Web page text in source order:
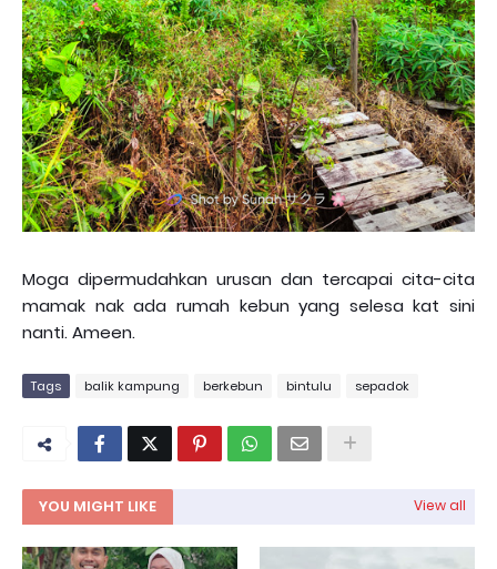
Moga dipermudahkan urusan dan tercapai cita-cita
mamak nak ada rumah kebun yang selesa kat sini
nanti. Ameen.
Tags balik kampung berkebun bintulu sepadok
YOU MIGHT LIKE View all